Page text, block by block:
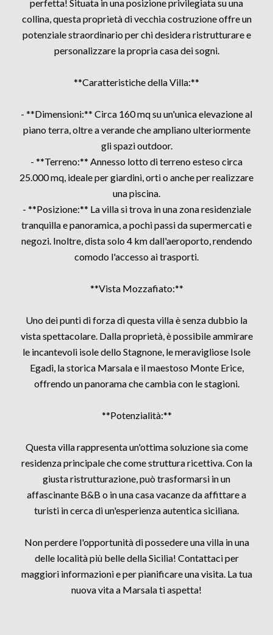
perfetta! Situata in una posizione privilegiata su una
collina, questa proprietà di vecchia costruzione offre un
potenziale straordinario per chi desidera ristrutturare e
personalizzare la propria casa dei sogni.
**Caratteristiche della Villa:**
- **Dimensioni:** Circa 160 mq su un'unica elevazione al
piano terra, oltre a verande che ampliano ulteriormente
gli spazi outdoor.
- **Terreno:** Annesso lotto di terreno esteso circa
25.000 mq, ideale per giardini, orti o anche per realizzare
una piscina.
- **Posizione:** La villa si trova in una zona residenziale
tranquilla e panoramica, a pochi passi da supermercati e
negozi. Inoltre, dista solo 4 km dall'aeroporto, rendendo
comodo l'accesso ai trasporti.
**Vista Mozzafiato:**
Uno dei punti di forza di questa villa è senza dubbio la
vista spettacolare. Dalla proprietà, è possibile ammirare
le incantevoli isole dello Stagnone, le meravigliose Isole
Egadi, la storica Marsala e il maestoso Monte Erice,
offrendo un panorama che cambia con le stagioni.
**Potenzialità:**
Questa villa rappresenta un'ottima soluzione sia come
residenza principale che come struttura ricettiva. Con la
giusta ristrutturazione, può trasformarsi in un
affascinante B&B o in una casa vacanze da affittare a
turisti in cerca di un'esperienza autentica siciliana.
Non perdere l'opportunità di possedere una villa in una
delle località più belle della Sicilia! Contattaci per
maggiori informazioni e per pianificare una visita. La tua
nuova vita a Marsala ti aspetta!